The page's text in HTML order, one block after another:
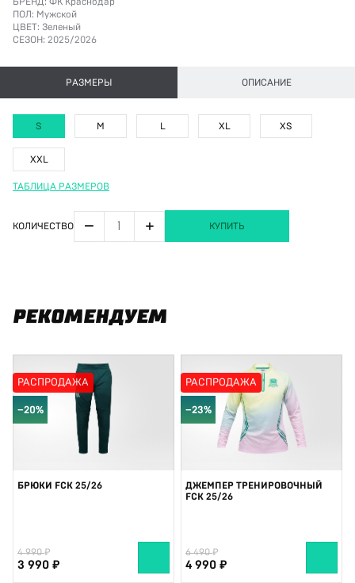
ПОЛ: Мужской
ЦВЕТ: Зеленый
СЕЗОН: 2025/2026
РАЗМЕРЫ ОПИСАНИЕ
S M L XL XS
XXL
ТАБЛИЦА РАЗМЕРОВ
КОЛИЧЕСТВО − + КУПИТЬ
РЕКОМЕНДУЕМ
РАСПРОДАЖА
−20%
БРЮКИ FCK 25/26
4 990
3 990
РАСПРОДАЖА
−23%
ДЖЕМПЕР ТРЕНИРОВОЧНЫЙ
FCK 25/26
6 490
4 990